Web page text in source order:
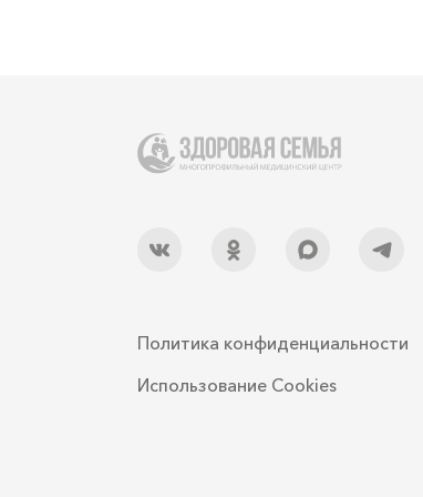
Политика конфиденциальности
Использование Cookies